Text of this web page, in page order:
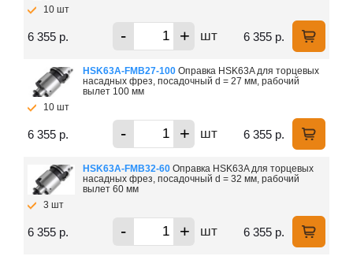
10 шт
6 355 р. - + шт 6 355 р.
HSK63A-FMB27-100 Оправка HSK63A для торцевых
насадных фрез, посадочный d = 27 мм, рабочий
вылет 100 мм
10 шт
6 355 р. - + шт 6 355 р.
HSK63A-FMB32-60 Оправка HSK63A для торцевых
насадных фрез, посадочный d = 32 мм, рабочий
вылет 60 мм
3 шт
6 355 р. - + шт 6 355 р.